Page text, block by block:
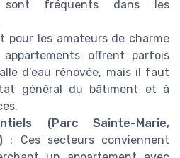
sont fréquents dans les
pour les amateurs de charme
offrent parfois
d’eau rénovée, mais il faut
général du bâtiment et à
(Parc Sainte-Marie,
: Ces secteurs conviennent